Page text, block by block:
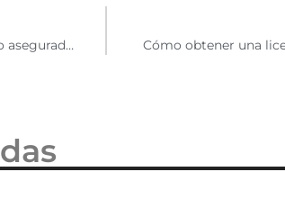
8 clínicas gratuitas o de bajo costo para no asegurados en Estados Unidos